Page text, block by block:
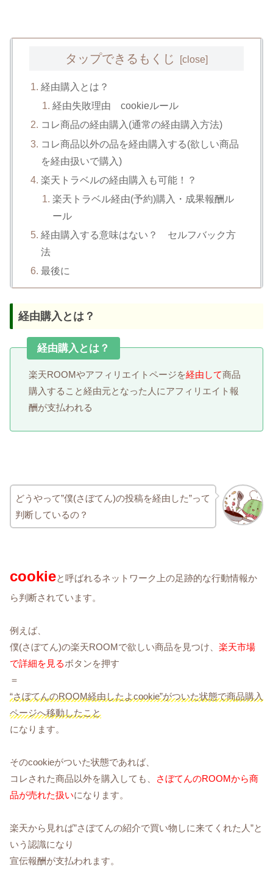
タップできるもくじ
経由購入とは？
経由失敗理由 cookieルール
コレ商品の経由購入(通常の経由購入方法)
コレ商品以外の品を経由購入する(欲しい商品
を経由扱いで購入)
楽天トラベルの経由購入も可能！？
楽天トラベル経由(予約)購入・成果報酬ル
ール
経由購入する意味はない？ セルフバック方
法
最後に
経由購入とは？
経由購入とは？
楽天ROOMやアフィリエイトページを経由して商品
購入すること経由元となった人にアフィリエイト報
酬が支払われる
どうやって”僕(さぼてん)の投稿を経由した”って
判断しているの？
cookieと呼ばれるネットワーク上の足跡的な行動情報か
ら判断されています。
例えば、
僕(さぼてん)の楽天ROOMで欲しい商品を見つけ、 楽天市場
で詳細を見るボタンを押す
＝
“さぼてんのROOM経由したよcookie”がついた状態で商品購入
ページへ移動したこと
になります。
そのcookieがついた状態であれば、
コレされた商品以外を購入しても、
さぼてんのROOMから商
品が売れた扱いになります。
楽天から見れば”さぼてんの紹介で買い物しに来てくれた人”と
いう認識になり
宣伝報酬が支払われます。